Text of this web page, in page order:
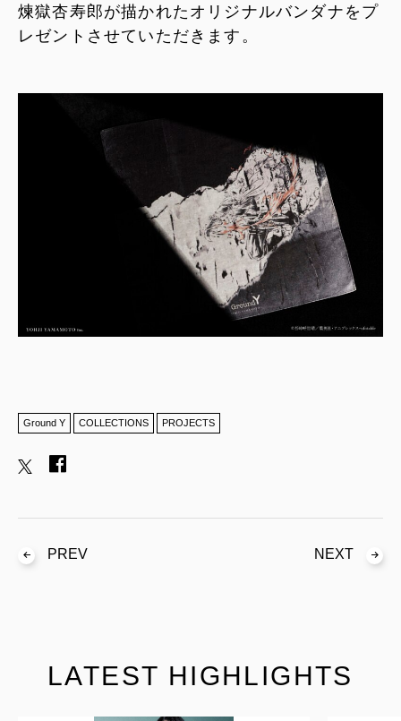
煉獄杏寿郎が描かれたオリジナルバンダナをプ
レゼントさせていただきます。
Ground Y COLLECTIONS PROJECTS
PREV NEXT
LATEST HIGHLIGHTS